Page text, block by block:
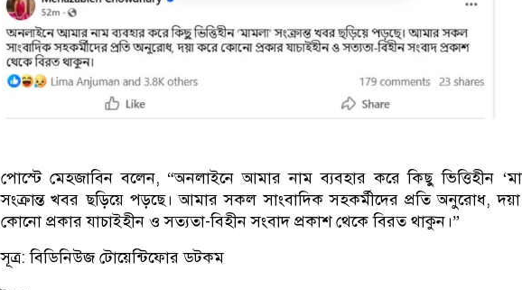
পোস্টে মেহজাবিন বলেন, “অনলাইনে আমার নাম ব্যবহার করে কিছু ভিত্তিহীন
সংক্রান্ত খবর ছড়িয়ে পড়ছে। আমার সকল সাংবাদিক সহকর্মীদের প্রতি অনুরোধ,
কোনো প্রকার যাচাইহীন ও সত্যতা-বিহীন সংবাদ প্রকাশ থেকে বিরত থাকুন।”
সূত্র: বিডিনিউজ টোয়েন্টিফোর ডটকম